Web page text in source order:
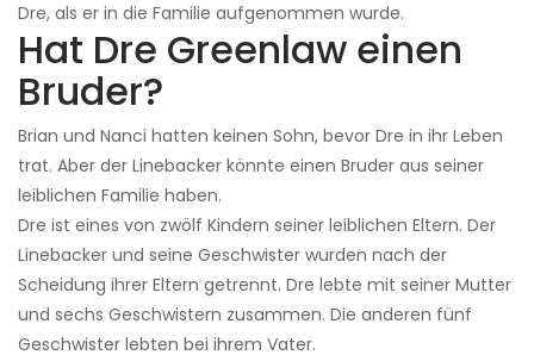
Dre, als er in die Familie aufgenommen wurde.
Hat Dre Greenlaw einen
Bruder?
Brian und Nanci hatten keinen Sohn, bevor Dre in ihr Leben
trat. Aber der Linebacker könnte einen Bruder aus seiner
leiblichen Familie haben.
Dre ist eines von zwölf Kindern seiner leiblichen Eltern. Der
Linebacker und seine Geschwister wurden nach der
Scheidung ihrer Eltern getrennt. Dre lebte mit seiner Mutter
und sechs Geschwistern zusammen. Die anderen fünf
Geschwister lebten bei ihrem Vater.